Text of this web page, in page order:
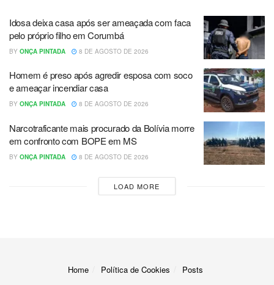
Idosa deixa casa após ser ameaçada com faca
pelo próprio filho em Corumbá
BY ONÇA PINTADA 8 DE AGOSTO DE 2026
Homem é preso após agredir esposa com soco
e ameaçar incendiar casa
BY ONÇA PINTADA 8 DE AGOSTO DE 2026
Narcotraficante mais procurado da Bolívia morre
em confronto com BOPE em MS
BY ONÇA PINTADA 8 DE AGOSTO DE 2026
LOAD MORE
Home Política de Cookies Posts